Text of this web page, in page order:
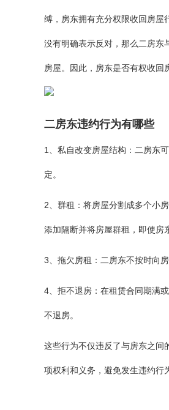
缚，房东拥有充分权限收回房屋
没有明确表示反对，那么二房东
房屋。因此，房东是否有权收回
二房东违约行为有哪些
1、私自改变房屋结构：‌二房东
定。
2、群租：‌将房屋分割成多个小
添加隔断并将房屋群租，‌即使房
3、拖欠房租：‌二房东不按时向
4、拒不退房：‌在租赁合同期满
不退房。
这些行为不仅违反了与房东之间
项权利和义务，‌避免发生违约行